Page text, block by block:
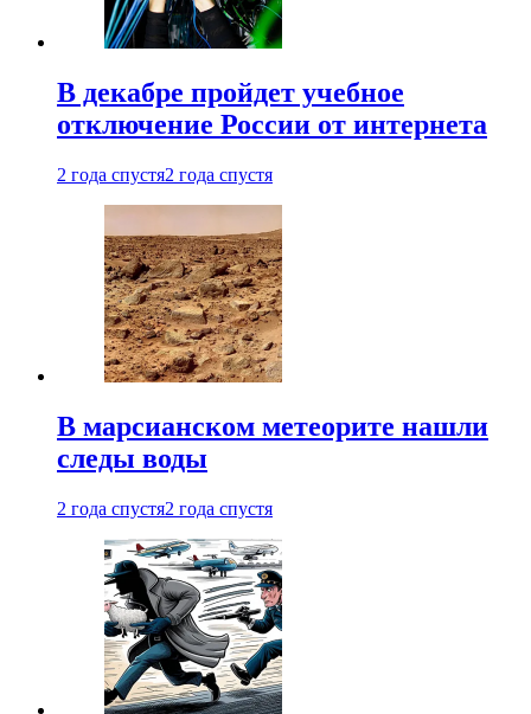
В декабре пройдет учебное
отключение России от интернета
2 года спустя2 года спустя
В марсианском метеорите нашли
следы воды
2 года спустя2 года спустя